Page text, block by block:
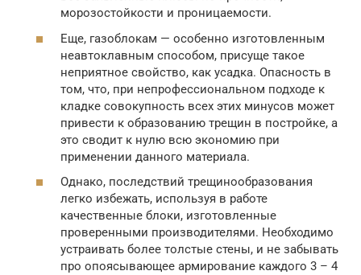
морозостойкости и проницаемости.
Еще, газоблокам — особенно изготовленным
неавтоклавным способом, присуще такое
неприятное свойство, как усадка. Опасность в
том, что, при непрофессиональном подходе к
кладке совокупность всех этих минусов может
привести к образованию трещин в постройке, а
это сводит к нулю всю экономию при
применении данного материала.
Однако, последствий трещинообразования
легко избежать, используя в работе
качественные блоки, изготовленные
проверенными производителями. Необходимо
устраивать более толстые стены, и не забывать
про опоясывающее армирование каждого 3 – 4